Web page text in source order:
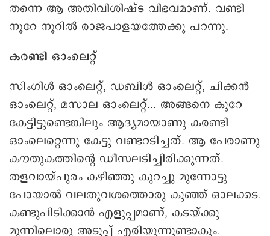
തന്നെ ആ അതിവിശിഷ്ട വിഭവമാണ്. വണ്ടി
നൂറേ നൂറില്‍ രാജപാളയത്തേക്കു പറന്നു.
കരണ്ടി ഒാംലെറ്റ്
സിംഗിൾ ഒാംലെറ്റ്, ഡബിൾ ഒാംലെറ്റ്, ചിക്കൻ
ഒാംലെറ്റ്, മസാല ഒാംലെറ്റ്... അങ്ങനെ കുറേ
കേട്ടിട്ടുണ്ടെങ്കിലും ആദ്യമായാണു കരണ്ടി
ഒാംലെറ്റെന്നു കേട്ടു വണ്ടറടിച്ചത്. ആ പേരാണു
കൗതുകത്തിന്റെ ഡീസലടിച്ചിരിക്കുന്നത്.
തളവായ്പുരം കഴിഞ്ഞു കുറച്ചു മുന്നോട്ടു
പോയാൽ വലതുവശത്തൊരു കുഞ്ഞ് ഒാലക്കട.
കണ്ടുപിടിക്കാൻ എളുപ്പമാണ്, കടയ്ക്കു
മുന്നിലൊരു അടുപ്പ് എരിയുന്നുണ്ടാകും.